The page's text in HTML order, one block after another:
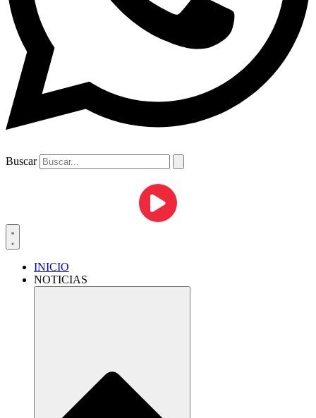
Buscar
INICIO
NOTICIAS